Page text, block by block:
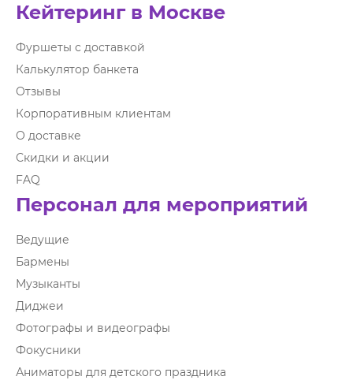
Кейтеринг в Москве
Фуршеты с доставкой
Калькулятор банкета
Отзывы
Корпоративным клиентам
О доставке
Скидки и акции
FAQ
Персонал для мероприятий
Ведущие
Бармены
Музыканты
Диджеи
Фотографы и видеографы
Фокусники
Аниматоры для детского праздника